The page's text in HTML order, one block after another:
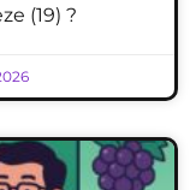
(19) ?